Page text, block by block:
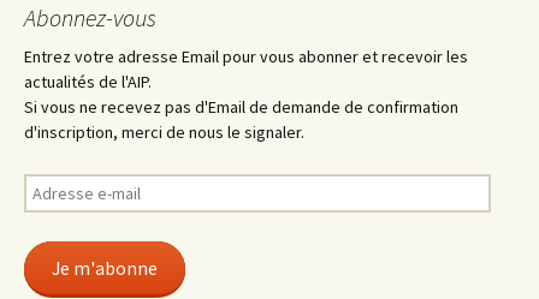
Abonnez-vous
Entrez votre adresse Email pour vous abonner et recevoir les
actualités de l'AIP.
Si vous ne recevez pas d'Email de demande de confirmation
d'inscription, merci de nous le signaler.
Adresse
e-
Je m'abonne